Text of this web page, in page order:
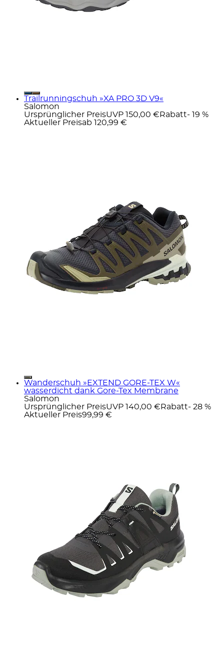
Trailrunningschuh »XA PRO 3D V9«
Salomon
Ursprünglicher PreisUVP 150,00 € Rabatt- 19 %
Aktueller Preisab 120,99 €
Wanderschuh »EXTEND GORE-TEX W«
wasserdicht dank Gore-Tex Membrane
Salomon
Ursprünglicher PreisUVP 140,00 € Rabatt- 28 %
Aktueller Preis99,99 €